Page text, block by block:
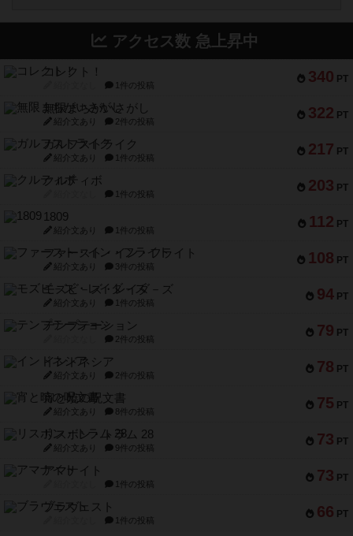
アクセス数 急上昇中
340 PT
コレクト！
1件の投稿
322 PT
無限まちがいさがし
紹介文あり 2件の投稿
217 PT
ガルフストライク
紹介文あり 1件の投稿
203 PT
クルティボ
1件の投稿
112 PT
1809
紹介文あり 1件の投稿
108 PT
ファースト・イン・フライト
紹介文あり 3件の投稿
94 PT
モズビ－ズ・レイダ－ズ
紹介文あり 1件の投稿
79 PT
テンプテーション
2件の投稿
78 PT
インドネシア
紹介文あり 2件の投稿
75 PT
宵と暁の呪文書
紹介文あり 8件の投稿
73 PT
リスボン・トラム 28
紹介文あり 9件の投稿
73 PT
アマナイト
1件の投稿
66 PT
ブラヴェスト
1件の投稿